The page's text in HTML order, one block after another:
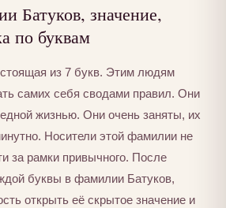
Батуков, значение,
по буквам
из 7 букв. Этим людям
самих себя сводами правил. Они
жизнью. Они очень заняты, их
Носители этой фамилии не
за рамки привычного. После
буквы в фамилии Батуков,
открыть её скрытое значение и